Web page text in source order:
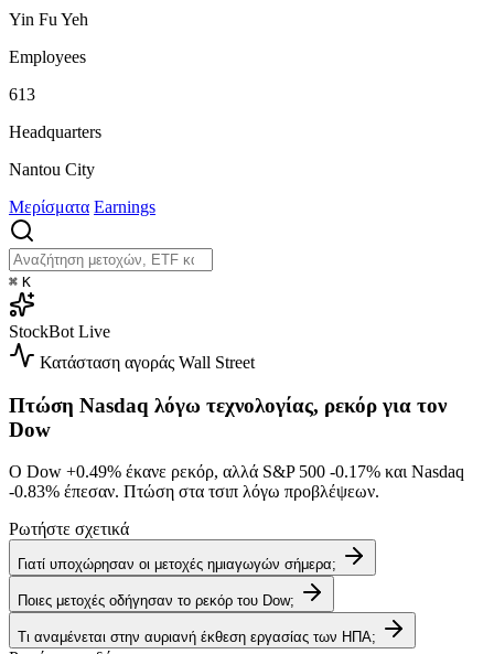
Yin Fu Yeh
Employees
613
Headquarters
Nantou City
Μερίσματα Earnings
⌘ K
StockBot Live
Κατάσταση αγοράς Wall Street
Πτώση Nasdaq λόγω τεχνολογίας, ρεκόρ για τον
Dow
Ο Dow +0.49% έκανε ρεκόρ, αλλά S&P 500 -0.17% και Nasdaq
-0.83% έπεσαν. Πτώση στα τσιπ λόγω προβλέψεων.
Ρωτήστε σχετικά
Γιατί υποχώρησαν οι μετοχές ημιαγωγών σήμερα;
Ποιες μετοχές οδήγησαν το ρεκόρ του Dow;
Τι αναμένεται στην αυριανή έκθεση εργασίας των ΗΠΑ;